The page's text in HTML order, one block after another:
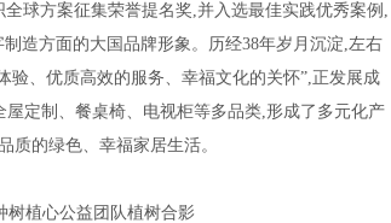
球方案征集荣誉提名奖,并入选最佳实践优秀案例,
造方面的大国品牌形象。历经38年岁月沉淀,左右
验、优质高效的服务、幸福文化的关怀”,正发展成
定制、餐桌椅、电视柜等多品类,形成了多元化产
质的绿色、幸福家居生活。
树植心公益团队植树合影